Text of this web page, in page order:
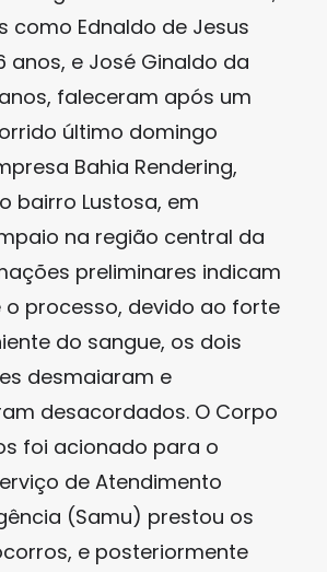
como Ednaldo de Jesus
anos, e José Ginaldo da
faleceram após um
último domingo
Bahia Rendering,
bairro Lustosa, em
na região central da
preliminares indicam
o processo, devido ao forte
do sangue, os dois
desmaiaram e
desacordados. O Corpo
foi acionado para o
de Atendimento
(Samu) prestou os
e posteriormente